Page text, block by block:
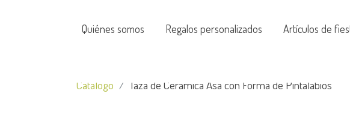
Quiénes somos Regalos personalizados Artículos de
Catálogo Taza de Cerámica Asa con Forma de Pintalabios